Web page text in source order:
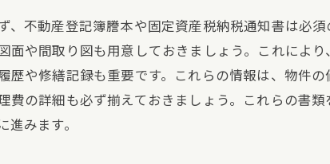
イント
の効果
テーション
不動産登記簿謄本や固定資産税納税通知書は必
や間取り図も用意しておきましょう。これによ
や修繕記録も重要です。これらの情報は、物件の
の詳細も必ず揃えておきましょう。これらの書類
みます。